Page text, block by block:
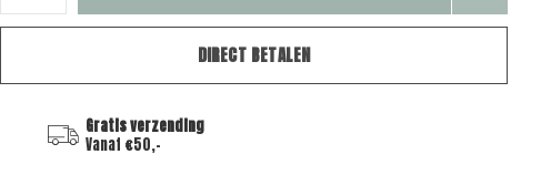
DIRECT BETALEN
Gratis verzending
Vanaf €50,-